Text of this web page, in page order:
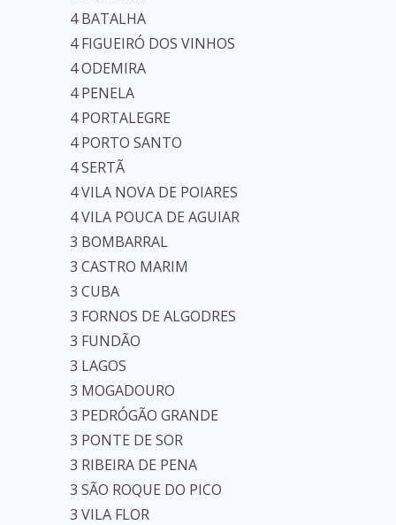
4 BATALHA
4 FIGUEIRÓ DOS VINHOS
4 ODEMIRA
4 PENELA
4 PORTALEGRE
4 PORTO SANTO
4 SERTÃ
4 VILA NOVA DE POIARES
4 VILA POUCA DE AGUIAR
3 BOMBARRAL
3 CASTRO MARIM
3 CUBA
3 FORNOS DE ALGODRES
3 FUNDÃO
3 LAGOS
3 MOGADOURO
3 PEDRÓGÃO GRANDE
3 PONTE DE SOR
3 RIBEIRA DE PENA
3 SÃO ROQUE DO PICO
3 VILA FLOR